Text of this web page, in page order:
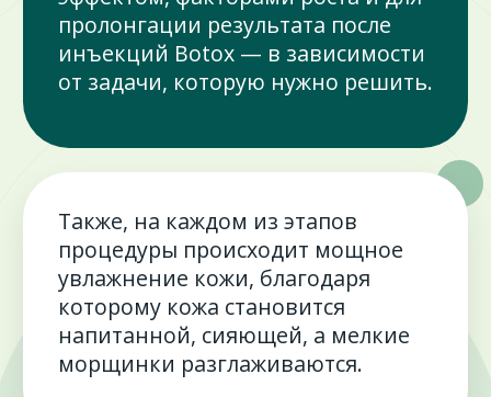
2 200 ₽
Алмазная дермобразия HF
Запишитесь